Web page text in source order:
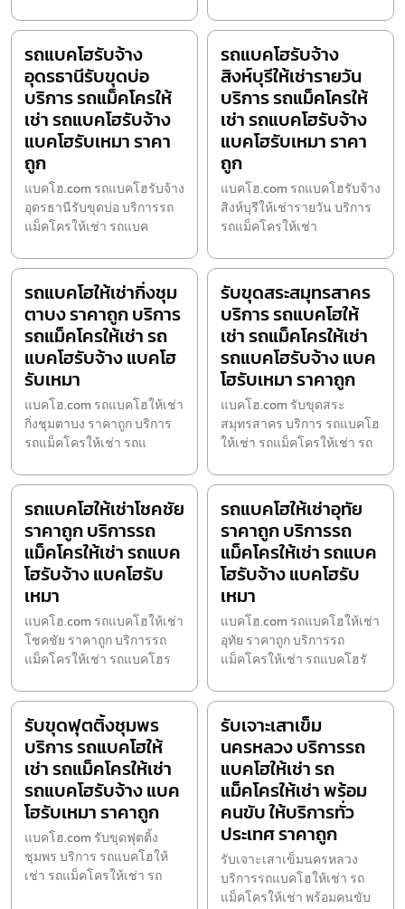
รถแบคโฮรับจ้าง
อุดรธานีรับขุดบ่อ
บริการ รถแม็คโครให้
เช่า รถแบคโฮรับจ้าง
แบคโฮรับเหมา ราคา
ถูก
แบคโฮ.com รถแบคโฮรับจ้าง
อุดรธานีรับขุดบ่อ บริการรถ
แม็คโครให้เช่า รถแบค
รถแบคโฮรับจ้าง
สิงห์บุรีให้เช่ารายวัน
บริการ รถแม็คโครให้
เช่า รถแบคโฮรับจ้าง
แบคโฮรับเหมา ราคา
ถูก
แบคโฮ.com รถแบคโฮรับจ้าง
สิงห์บุรีให้เช่ารายวัน บริการ
รถแม็คโครให้เช่า
รถแบคโฮให้เช่ากิ่งชุม
ตาบง ราคาถูก บริการ
รถแม็คโครให้เช่า รถ
แบคโฮรับจ้าง แบคโฮ
รับเหมา
แบคโฮ.com รถแบคโฮให้เช่า
กิ่งชุมตาบง ราคาถูก บริการ
รถแม็คโครให้เช่า รถแ
รับขุดสระสมุทรสาคร
บริการ รถแบคโฮให้
เช่า รถแม็คโครให้เช่า
รถแบคโฮรับจ้าง แบค
โฮรับเหมา ราคาถูก
แบคโฮ.com รับขุดสระ
สมุทรสาคร บริการ รถแบคโฮ
ให้เช่า รถแม็คโครให้เช่า รถ
รถแบคโฮให้เช่าโชคชัย
ราคาถูก บริการรถ
แม็คโครให้เช่า รถแบค
โฮรับจ้าง แบคโฮรับ
เหมา
แบคโฮ.com รถแบคโฮให้เช่า
โชคชัย ราคาถูก บริการรถ
แม็คโครให้เช่า รถแบคโฮร
รถแบคโฮให้เช่าอุทัย
ราคาถูก บริการรถ
แม็คโครให้เช่า รถแบค
โฮรับจ้าง แบคโฮรับ
เหมา
แบคโฮ.com รถแบคโฮให้เช่า
อุทัย ราคาถูก บริการรถ
แม็คโครให้เช่า รถแบคโฮรั
รับขุดฟุตติ้งชุมพร
บริการ รถแบคโฮให้
เช่า รถแม็คโครให้เช่า
รถแบคโฮรับจ้าง แบค
โฮรับเหมา ราคาถูก
แบคโฮ.com รับขุดฟุตติ้ง
ชุมพร บริการ รถแบคโฮให้
เช่า รถแม็คโครให้เช่า รถ
รับเจาะเสาเข็ม
นครหลวง บริการรถ
แบคโฮให้เช่า รถ
แม็คโครให้เช่า พร้อม
คนขับ ให้บริการทั่ว
ประเทศ ราคาถูก
รับเจาะเสาเข็มนครหลวง
บริการรถแบคโฮให้เช่า รถ
แม็คโครให้เช่า พร้อมคนขับ